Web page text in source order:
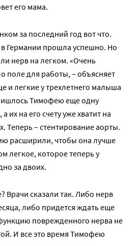
его мама.
за последний год вот что.
Германии прошла успешно. Но
нерв на легком. «Очень
поле для работы, – объясняет
и легкие у трехлетнего малыша
Тимофею еще одну
их на его счету уже хватит на
Теперь – стентирование аорты.
расширили, чтобы она лучше
легкое, которое теперь у
за двоих.
Врачи сказали так. Либо нерв
либо придется ждать еще
поврежденного нерва не
И все это время Тимофею